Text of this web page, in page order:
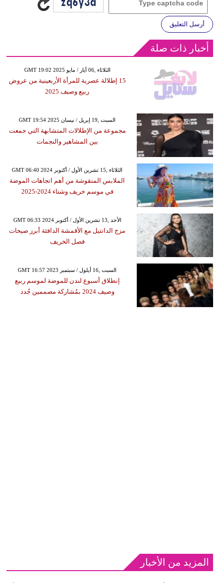
أرسل التعليق
أخبار ذات صلة
GMT 19:02 2025 الثلاثاء ,06 أيار / مايو
15 إطلالة عصرية للمرأة الأربعينية من عروض
ربيع وصيف 2025
GMT 19:54 2025 السبت ,19 إبريل / نيسان
مجموعة من الإطلالات المتشابهة التي جمعت
بين المشاهير والنجمات
GMT 06:40 2024 الثلاثاء ,15 تشرين الأول / أكتوبر
الملابس المنقوشة من أهم اتجاهات الموضة
في موسم خريف وشتاء 2024-2025
GMT 06:33 2024 الأحد ,13 تشرين الأول / أكتوبر
مزج الدانتيل مع الأقمشة الدافئة أبرز صيحات
فصل الخريف
GMT 16:57 2023 السبت ,16 أيلول / سبتمبر
إنطلاق أسبوع لندن للموضة لموسم ربيع
وصيف 2024 بمُشاركة مصممين جُدد
المزيد من الأخبار